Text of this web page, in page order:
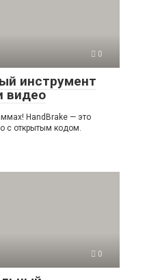
0
инструмент
видео
HandBrake — это
с открытым кодом.
0